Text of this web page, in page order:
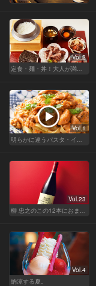
Vol.2
Vol.1
Vol.23
Vol.4
納涼する夏。